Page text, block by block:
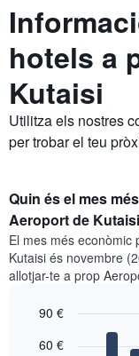
hotels a
Kutaisi
Utilitza els nostres
per trobar el teu
Quin és el mes
Aeroport de
El mes més
Kutaisi és novembre
allotjar-te a prop
chart
graphic.
60 €
90 €